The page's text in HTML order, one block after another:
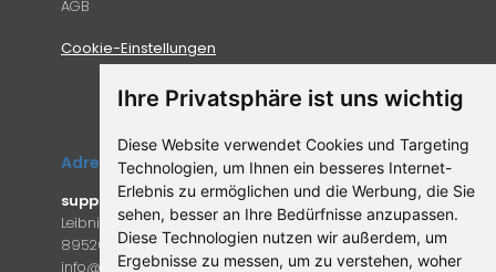
Ihre Privatsphäre ist uns wichtig
Diese Website verwendet Cookies und Targeting
Technologien, um Ihnen ein besseres Internet-
Erlebnis zu ermöglichen und die Werbung, die Sie
sehen, besser an Ihre Bedürfnisse anzupassen.
Diese Technologien nutzen wir außerdem, um
Ergebnisse zu messen, um zu verstehen, woher
AGB
Cookie-Einstellungen
Adresse
supplemento.de
Leibniz-Campus 9
89520 Heidenheim an der Brenz
info@supplemento.de